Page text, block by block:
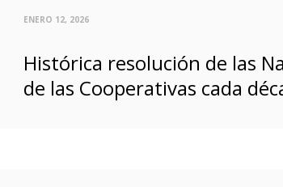
ENERO 12, 2026
Histórica resolución de las
de las Cooperativas cada